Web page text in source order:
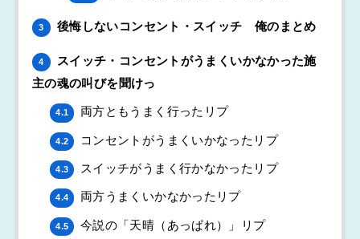
3 後悔しないコンセント・スイッチ 俺のまとめ
4
スイッチ・コンセントがうまくいかなかった施
主の魂の叫びを聞けっ
4.1 両方ともうまく行ったリプ
4.2 コンセントがうまくいかなったリプ
4.3 スイッチがうまく行かなかったリプ
4.4 両方うまくいかなかったリプ
4.5 今説の「天晴（あっぱれ）」リプ